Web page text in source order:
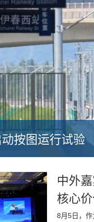
按图运行试验
中外
核心
8月5日，